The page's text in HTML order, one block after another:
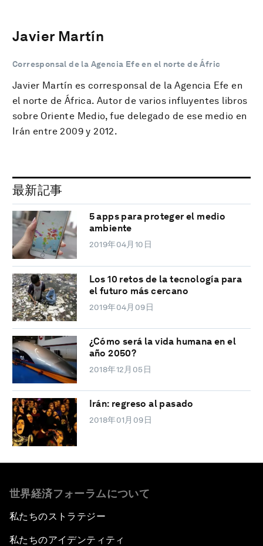
Javier Martín
Corresponsal de la Agencia Efe en el norte de Áfric
Javier Martín es corresponsal de la Agencia Efe en
el norte de África. Autor de varios influyentes libros
sobre Oriente Medio, fue delegado de ese medio en
Irán entre 2009 y 2012.
最新記事
5 apps para proteger el medio
ambiente
2019年04月10日
Los 10 retos de la tecnología para
el futuro más cercano
2019年04月09日
¿Cómo será la vida humana en el
año 2050?
2018年12月05日
Irán: regreso al pasado
2018年01月09日
世界経済フォーラムについて
私たちのストラテジー
私たちのアイデンティティ